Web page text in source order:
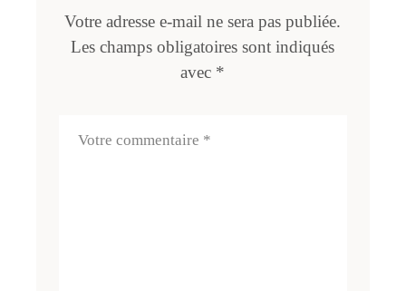
Votre adresse e-mail ne sera pas publiée.
Les champs obligatoires sont indiqués
avec *